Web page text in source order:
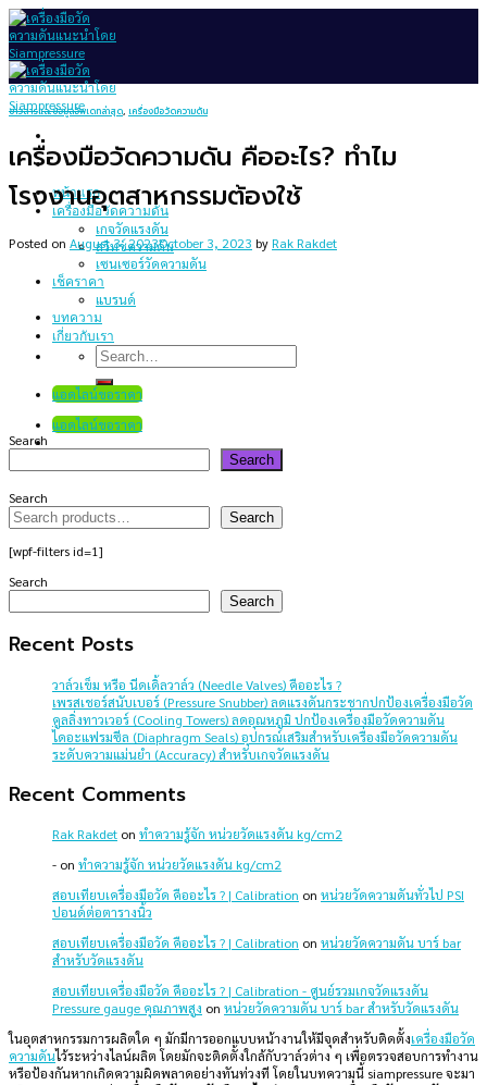
Skip
to
content
หน้าแรก
เครื่องมือวัดความดัน
เกจวัดแรงดัน
สวิทช์ความดัน
เซนเซอร์วัดความดัน
เช็คราคา
แบรนด์
บทความ
เกี่ยวกับเรา
Search
for:
แอดไลน์ขอราคา
แอดไลน์ขอราคา
ข่าวสารและข้อมูลอัพเดทล่าสุด, เครื่องมือวัดความดัน
เครื่องมือวัดความดัน คืออะไร​? ทำไม
โรงงานอุตสาหกรรมต้องใช้
Posted on August 3, 2023October 3, 2023 byRak Rakdet
Search
Search
Search
Search
[wpf-filters id=1]
Search
Search
Recent Posts
วาล์วเข็ม หรือ นีดเดิ้ลวาล์ว (Needle Valves) คืออะไร ?
เพรสเชอร์สนับเบอร์ (Pressure Snubber) ลดแรงดันกระชากปกป้องเครื่องมือวัด
คูลลิ่งทาวเวอร์ (Cooling Towers) ลดอุณหภูมิ ปกป้องเครื่องมือวัดความดัน
ไดอะแฟรมซีล (Diaphragm Seals) อุปกรณ์เสริมสำหรับเครื่องมือวัดความดัน
ระดับความแม่นยำ (Accuracy) สำหรับเกจวัดแรงดัน
Recent Comments
Rak Rakdet on ทำความรู้จัก หน่วยวัดแรงดัน kg/cm2
- on ทำความรู้จัก หน่วยวัดแรงดัน kg/cm2
สอบเทียบเครื่องมือวัด คืออะไร ? | Calibration on หน่วยวัดความดันทั่วไป PSI
ปอนด์ต่อตารางนิ้ว
สอบเทียบเครื่องมือวัด คืออะไร ? | Calibration on หน่วยวัดความดัน บาร์ bar
สำหรับวัดแรงดัน
สอบเทียบเครื่องมือวัด คืออะไร ? | Calibration - ศูนย์รวมเกจวัดแรงดัน
Pressure gauge คุณภาพสูง on หน่วยวัดความดัน บาร์ bar สำหรับวัดแรงดัน
ในอุตสาหกรรมการผลิตใด ๆ มักมีการออกแบบหน้างานให้มีจุดสำหรับติดตั้งเครื่องมือวัด
ความดันไว้ระหว่างไลน์ผลิต โดยมักจะติดตั้งใกล้กับวาล์วต่าง ๆ เพื่อตรวจสอบการทำงาน
หรือป้องกันหากเกิดความผิดพลาดอย่างทันท่วงที โดยในบทความนี้ siampressure จะมา